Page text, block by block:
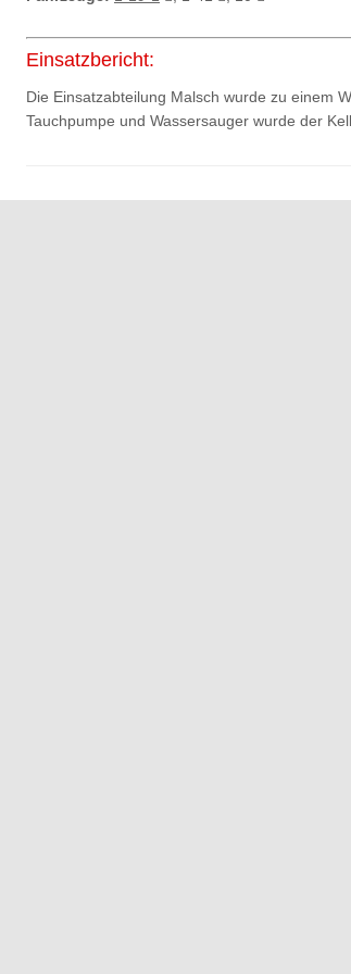
Einsatzbericht:
Die Einsatzabteilung Malsch wurde zu einem
Tauchpumpe und Wassersauger wurde der